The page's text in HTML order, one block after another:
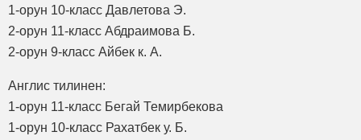
1-орун 10-класс Давлетова Э.
2-орун 11-класс Абдраимова Б.
2-орун 9-класс Айбек к. А.
Англис тилинен:
1-орун 11-класс Бегай Темирбекова
1-орун 10-класс Рахатбек у. Б.